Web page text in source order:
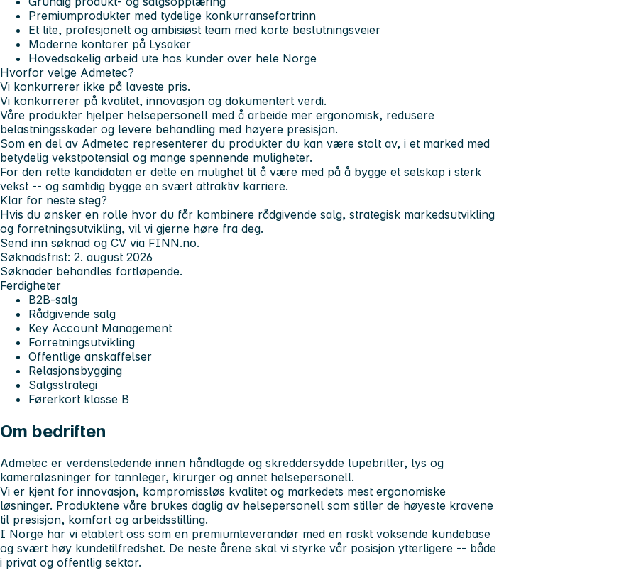
Premiumprodukter med tydelige konkurransefortrinn
Et lite, profesjonelt og ambisiøst team med korte beslutningsveier
Moderne kontorer på Lysaker
Hovedsakelig arbeid ute hos kunder over hele Norge
Hvorfor velge Admetec?
Vi konkurrerer ikke på laveste pris.
Vi konkurrerer på kvalitet, innovasjon og dokumentert verdi.
Våre produkter hjelper helsepersonell med å arbeide mer ergonomisk, redusere
belastningsskader og levere behandling med høyere presisjon.
Som en del av Admetec representerer du produkter du kan være stolt av, i et marked med
betydelig vekstpotensial og mange spennende muligheter.
For den rette kandidaten er dette en mulighet til å være med på å bygge et selskap i sterk
vekst -- og samtidig bygge en svært attraktiv karriere.
Klar for neste steg?
Hvis du ønsker en rolle hvor du får kombinere rådgivende salg, strategisk markedsutvikling
og forretningsutvikling, vil vi gjerne høre fra deg.
Send inn søknad og CV via FINN.no.
Søknadsfrist: 2. august 2026
Søknader behandles fortløpende.
Ferdigheter
B2B-salg
Rådgivende salg
Key Account Management
Forretningsutvikling
Offentlige anskaffelser
Relasjonsbygging
Salgsstrategi
Førerkort klasse B
Om bedriften
Admetec er verdensledende innen håndlagde og skreddersydde lupebriller, lys og
kameraløsninger for tannleger, kirurger og annet helsepersonell.
Vi er kjent for innovasjon, kompromissløs kvalitet og markedets mest ergonomiske
løsninger. Produktene våre brukes daglig av helsepersonell som stiller de høyeste kravene
til presisjon, komfort og arbeidsstilling.
I Norge har vi etablert oss som en premiumleverandør med en raskt voksende kundebase
og svært høy kundetilfredshet. De neste årene skal vi styrke vår posisjon ytterligere -- både
i privat og offentlig sektor.